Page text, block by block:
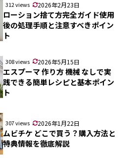
312 views 2026年2月23日
ローション捨て方完全ガイド使用
後の処理手順と注意すべきポイン
ト
308 views 2026年5月15日
エスプーマ 作り方 機械 なしで実
践できる簡単レシピと基本ポイン
ト
307 views 2026年1月22日
ムビチケ どこで買う？購入方法と
特典情報を徹底解説